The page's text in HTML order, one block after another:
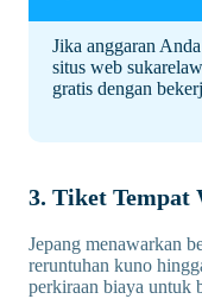
Jika anggaran
situs web
gratis dengan
3. Tiket Tempat
Jepang menawarkan
reruntuhan kuno
perkiraan biaya untuk